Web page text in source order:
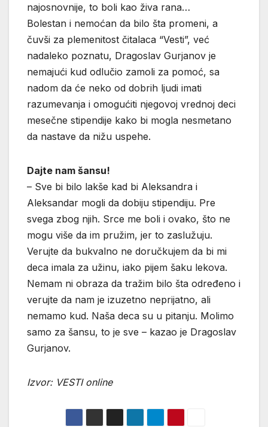
najosnovnije, to boli kao živa rana…
Bolestan i nemoćan da bilo šta promeni, a
čuvši za plemenitost čitalaca “Vesti”, već
nadaleko poznatu, Dragoslav Gurjanov je
nemajući kud odlučio zamoli za pomoć, sa
nadom da će neko od dobrih ljudi imati
razumevanja i omogućiti njegovoj vrednoj deci
mesečne stipendije kako bi mogla nesmetano
da nastave da nižu uspehe.
Dajte nam šansu!
– Sve bi bilo lakše kad bi Aleksandra i
Aleksandar mogli da dobiju stipendiju. Pre
svega zbog njih. Srce me boli i ovako, što ne
mogu više da im pružim, jer to zaslužuju.
Verujte da bukvalno ne doručkujem da bi mi
deca imala za užinu, iako pijem šaku lekova.
Nemam ni obraza da tražim bilo šta određeno i
verujte da nam je izuzetno neprijatno, ali
nemamo kud. Naša deca su u pitanju. Molimo
samo za šansu, to je sve – kazao je Dragoslav
Gurjanov.
Izvor: VESTI online